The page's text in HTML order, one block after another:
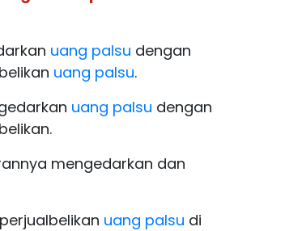
uang palsu dengan
uang palsu.
uang palsu dengan
mengedarkan dan
uang palsu di